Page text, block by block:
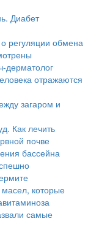
Диабет
регуляции обмена
дерматолог
отражаются
загаром и
Как лечить
почве
бассейна
которые
самые